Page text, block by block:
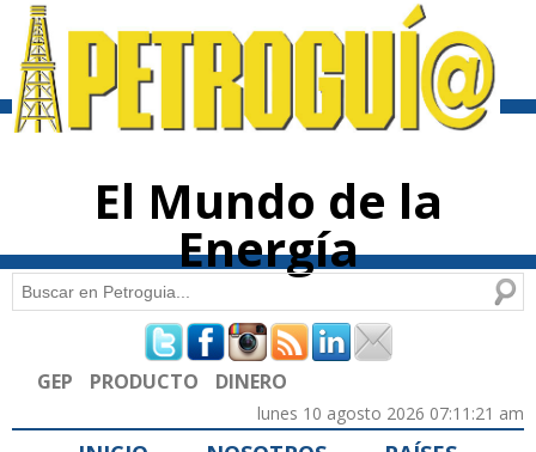
contenido
El Mundo de la
Energía
Formulario de búsqueda
Buscar
GEP PRODUCTO DINERO
lunes 10 agosto 2026 07:11:21 am